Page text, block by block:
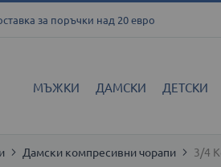
за поръчки над 20 евро
МЪЖКИ ДАМСКИ ДЕТСКИ
Дамски компресивни чорапи
3/4